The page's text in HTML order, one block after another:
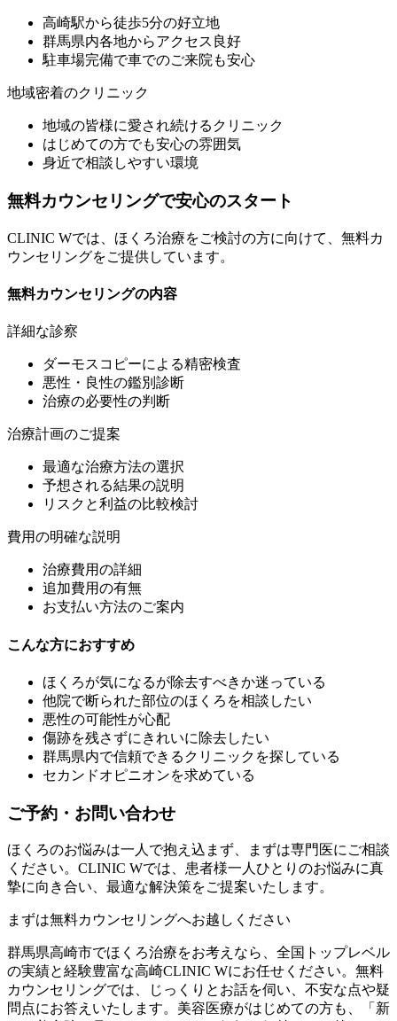
高崎駅から徒歩5分の好立地
群馬県内各地からアクセス良好
駐車場完備で車でのご来院も安心
地域密着のクリニック
地域の皆様に愛され続けるクリニック
はじめての方でも安心の雰囲気
身近で相談しやすい環境
無料カウンセリングで安心のスタート
CLINIC Wでは、ほくろ治療をご検討の方に向けて、無料カ
ウンセリングをご提供しています。
無料カウンセリングの内容
詳細な診察
ダーモスコピーによる精密検査
悪性・良性の鑑別診断
治療の必要性の判断
治療計画のご提案
最適な治療方法の選択
予想される結果の説明
リスクと利益の比較検討
費用の明確な説明
治療費用の詳細
追加費用の有無
お支払い方法のご案内
こんな方におすすめ
ほくろが気になるが除去すべきか迷っている
他院で断られた部位のほくろを相談したい
悪性の可能性が心配
傷跡を残さずにきれいに除去したい
群馬県内で信頼できるクリニックを探している
セカンドオピニオンを求めている
ご予約・お問い合わせ
ほくろのお悩みは一人で抱え込まず、まずは専門医にご相談
ください。CLINIC Wでは、患者様一人ひとりのお悩みに真
摯に向き合い、最適な解決策をご提案いたします。
まずは無料カウンセリングへお越しください
群馬県高崎市でほくろ治療をお考えなら、全国トップレベル
の実績と経験豊富な高崎CLINIC Wにお任せください。無料
カウンセリングでは、じっくりとお話を伺い、不安な点や疑
問点にお答えいたします。美容医療がはじめての方も、「新